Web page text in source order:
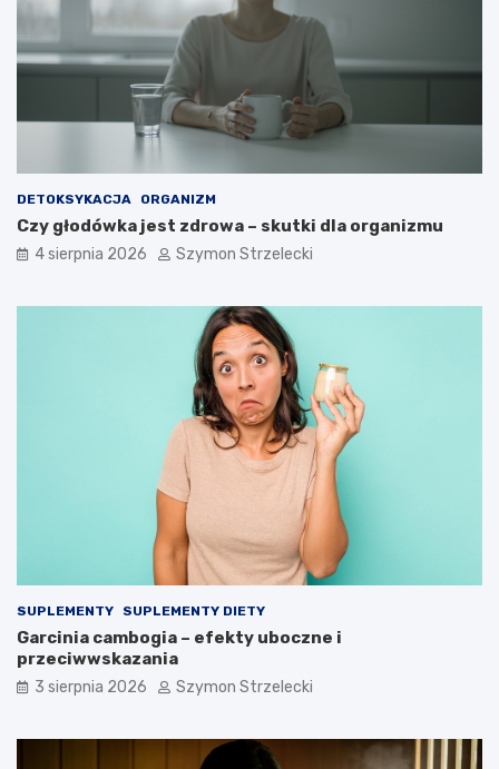
DETOKSYKACJA ORGANIZM
Czy głodówka jest zdrowa – skutki dla organizmu
4 sierpnia 2026 Szymon Strzelecki
SUPLEMENTY SUPLEMENTY DIETY
Garcinia cambogia – efekty uboczne i
przeciwwskazania
3 sierpnia 2026 Szymon Strzelecki